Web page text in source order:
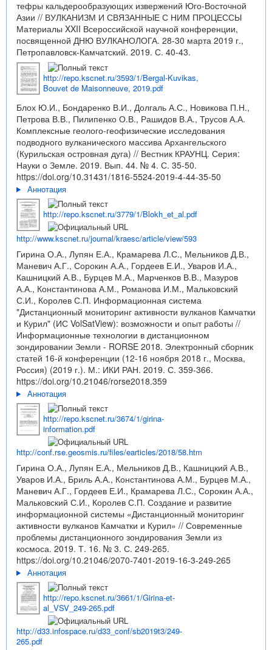
тефры кальдерообразующих извержений Юго-Восточной
Азии // ВУЛКАНИЗМ И СВЯЗАННЫЕ С НИМ ПРОЦЕССЫ
Материалы XXII Всероссийской научной конференции,
посвященной ДНЮ ВУЛКАНОЛОГА. 28-30 марта 2019 г.,
Петропавловск-Камчатский. 2019. С. 40-43.
http://repo.kscnet.ru/3593/1/Bergal-Kuvikas,
Bouvet de Maisonneuve, 2019.pdf
Блох Ю.И., Бондаренко В.И., Долгаль А.С., Новикова П.Н.,
Петрова В.В., Пилипенко О.В., Рашидов В.А., Трусов А.А.
Комплексные геолого-геофизические исследования
подводного вулканического массива Архангельского
(Курильская островная дуга) // Вестник КРАУНЦ. Серия:
Науки о Земле. 2019. Вып. 44. № 4. С. 35-50.
https://doi.org/10.31431/1816-5524-2019-4-44-35-50
Аннотация
http://repo.kscnet.ru/3779/1/Blokh_et_al.pdf
http://www.kscnet.ru/journal/kraesc/article/view/593
Гирина О.А., Лупян Е.А., Крамарева Л.С., Мельников Д.В.,
Маневич А.Г., Сорокин А.А., Гордеев Е.И., Уваров И.А.,
Кашницкий А.В., Бурцев М.А., Марченков В.В., Мазуров
А.А., Константинова А.М., Романова И.М., Мальковский
С.И., Королев С.П. Информационная система
"Дистанционный мониторинг активности вулканов Камчатки
и Курил" (ИС VolSatView): возможности и опыт работы //
Информационные технологии в дистанционном
зондировании Земли - RORSE 2018. Электронный сборник
статей 16-й конференции (12-16 ноября 2018 г., Москва,
Россия) (2019 г.). М.: ИКИ РАН. 2019. С. 359-366.
https://doi.org/10.21046/rorse2018.359
Аннотация
http://repo.kscnet.ru/3674/1/girina-
information.pdf
http://conf.rse.geosmis.ru/files/earticles/2018/58.htm
Гирина О.А., Лупян Е.А., Мельников Д.В., Кашницкий А.В.,
Уваров И.А., Бриль А.А., Константинова А.М., Бурцев М.А.,
Маневич А.Г., Гордеев Е.И., Крамарева Л.С., Сорокин А.А.,
Мальковский С.И., Королев С.П. Создание и развитие
информационной системы «Дистанционный мониторинг
активности вулканов Камчатки и Курил» // Современные
проблемы дистанционного зондирования Земли из
космоса. 2019. Т. 16. № 3. С. 249-265.
https://doi.org/10.21046/2070-7401-2019-16-3-249-265
Аннотация
http://repo.kscnet.ru/3661/1/Girina-et-
al_VSV_249-265.pdf
http://d33.infospace.ru/d33_conf/sb2019t3/249-
265.pdf